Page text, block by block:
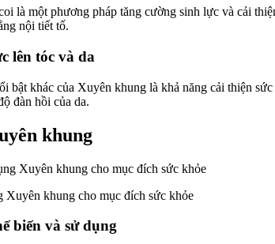
là một phương pháp tăng cường sinh lực và cải
nội tiết tố.
lên tóc và da
bật khác của Xuyên khung là khả năng cải thiện
đàn hồi của da.
khung
Xuyên khung cho mục đích sức khỏe
biến và sử dụng